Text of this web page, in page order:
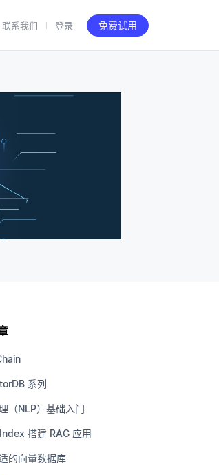
联系我们 登录 免费试用
系列
（NLP）基础入门
搭建 RAG 应用
的向量数据库